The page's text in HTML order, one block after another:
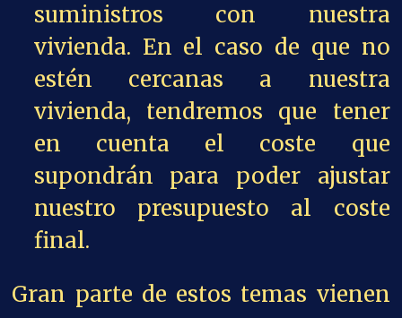
suministros con nuestra
vivienda. En el caso de que no
estén cercanas a nuestra
vivienda, tendremos que tener
en cuenta el coste que
supondrán para poder ajustar
nuestro presupuesto al coste
final.
Gran parte de estos temas vienen